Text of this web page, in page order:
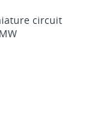
circuit